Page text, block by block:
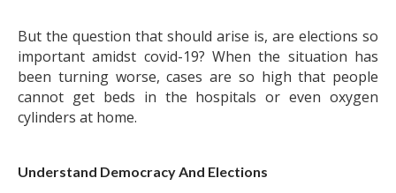
But the question that should arise is, are elections so
important amidst covid-19? When the situation has
been turning worse, cases are so high that people
cannot get beds in the hospitals or even oxygen
cylinders at home.
Understand Democracy And Elections